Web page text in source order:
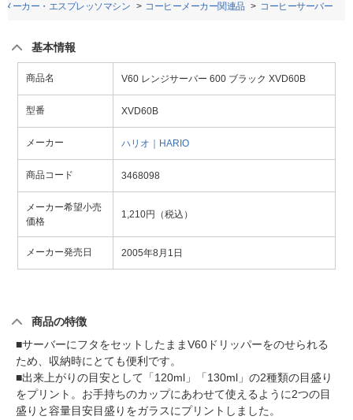
メーカー・エスプレッソマシン コーヒーメーカー関連品 コーヒーサーバー
基本情報
商品名 V60 レンジサーバー 600 ブラック XVD60B
型番 XVD60B
メーカー ハリオ｜HARIO
商品コード 3468098
メーカー希望小売
価格
1,210円（税込）
メーカー発売日 2005年8月1日
商品の特徴
■サーバーにフタをセットしたままV60ドリッパーをのせられる
ため、収納時にとても便利です。
■出来上がりの目安として「120ml」「130ml」の2種類の目盛り
をプリント。お手持ちのカップにあわせて使えるように2つの目
盛りと容量目安目盛りをガラスにプリントしました。